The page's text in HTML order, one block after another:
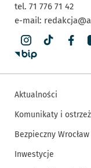
tel. 71 776 71 42
e-mail:
Aktualności
Komunikaty i
Bezpieczny Wrocław
Inwestycje